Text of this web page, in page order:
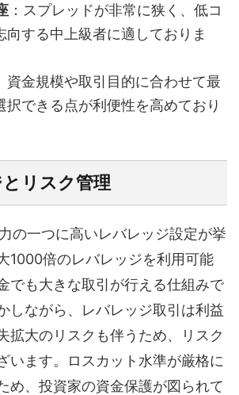
：スプレッドが非常に狭く、低コ
向する中上級者に適しておりま
資金規模や取引目的に合わせて最
択できる点が利便性を高めており
リスク管理
の一つに高いレバレッジ設定が挙
1000倍のレバレッジを利用可能
でも大きな取引が行える仕組みで
しながら、レバレッジ取引は利益
拡大のリスクも伴うため、リスク
います。ロスカット水準が厳格に
め、投資家の資金保護が図られて